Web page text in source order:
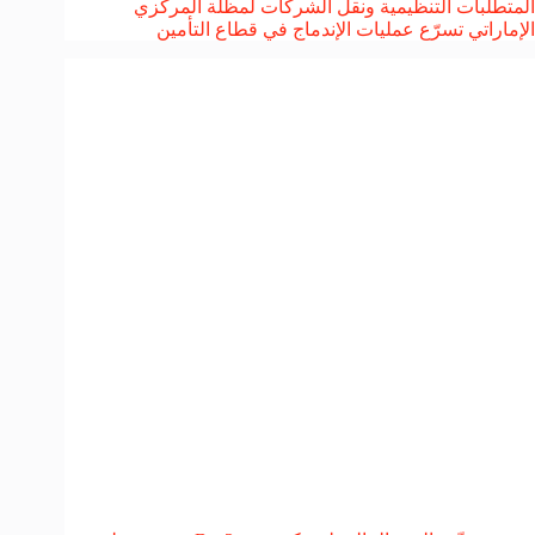
المتطلبات التنظيمية ونقل الشركات لمظلة المركزي
الإماراتي تسرّع عمليات الإندماج في قطاع التأمين